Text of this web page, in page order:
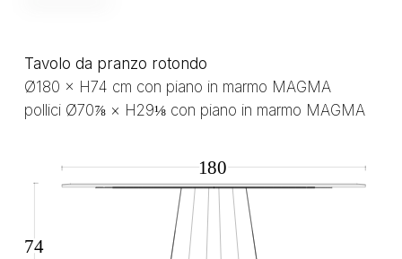
Tavolo da pranzo rotondo
Ø180 × H74 cm con piano in marmo MAGMA
pollici Ø70⅞ × H29⅛ con piano in marmo MAGMA